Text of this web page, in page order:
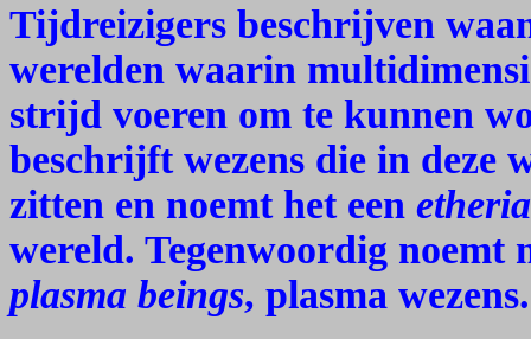
Tijdreizigers beschrijven
werelden waarin
strijd voeren om te kunnen
beschrijft wezens die in deze
zitten en noemt het een
wereld. Tegenwoordig noemt
plasma beings, plasma wezens.